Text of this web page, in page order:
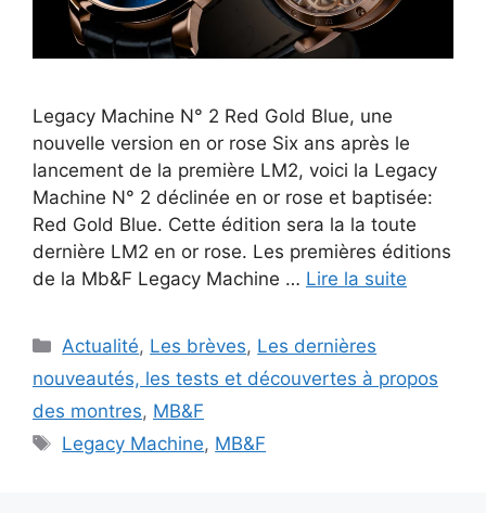
Legacy Machine N° 2 Red Gold Blue, une
nouvelle version en or rose Six ans après le
lancement de la première LM2, voici la Legacy
Machine N° 2 déclinée en or rose et baptisée:
Red Gold Blue. Cette édition sera la la toute
dernière LM2 en or rose. Les premières éditions
de la Mb&F Legacy Machine … Lire la suite
Catégories
Actualité, Les brèves, Les dernières
nouveautés, les tests et découvertes à propos
des montres, MB&F
Étiquettes
Legacy Machine, MB&F